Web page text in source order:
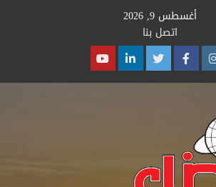
أغسطس 9, 2026
اتصل بنا
Instagram
Facebook
Twitter
Linkedin
Youtube